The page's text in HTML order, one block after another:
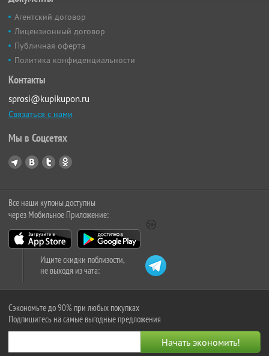
Агентский договор
Лицензионный договор
Публичная оферта
Политика конфиденциальности
Контакты
sprosi@kupikupon.ru
Связаться с нами
Мы в Соцсетях
Все наши купоны доступны
через Мобильное Приложение:
Ищите скидки поблизости,
не выходя из чата:
Сэкономьте до 90% при любых покупках
Подпишитесь на самые выгодные предложения